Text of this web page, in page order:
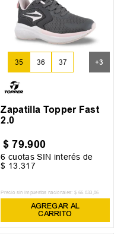
35 36 37 +3
Zapatilla Topper Fast
2.0
$ 79.900
6 cuotas SIN interés de
$ 13 .317
Precio sin impuestos nacionales: $ 66 033 06
AGREGAR AL
CARRITO